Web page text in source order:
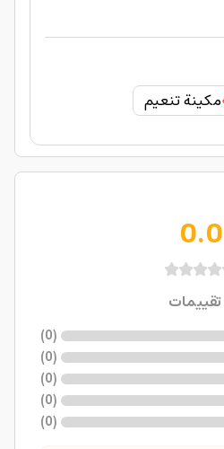
مكينة تنعيم
0.0
تقييمات
(
0
)
(
0
)
(
0
)
(
0
)
(
0
)